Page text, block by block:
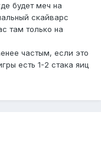
будет меч на
скайварс
там только на
частым, если это
есть 1-2 стака яиц